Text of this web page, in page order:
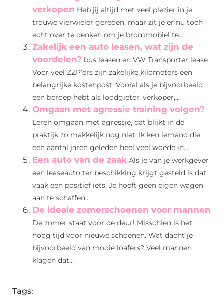
verkopen Heb jij altijd met veel plezier in je
trouwe vierwieler gereden, maar zit je er nu toch
echt over te denken om je brommobiel te...
Zakelijk een auto leasen, wat zijn de
voordelen? bus leasen en VW Transporter lease
Voor veel ZZP’ers zijn zakelijke kilometers een
belangrijke kostenpost. Vooral als je bijvoorbeeld
een beroep hebt als loodgieter, verkoper,...
Omgaan met agressie training volgen?
Leren omgaan met agressie, dat blijkt in de
praktijk zo makkelijk nog niet. Ik ken iemand die
een aantal jaren geleden heel veel woede in...
Een auto van de zaak Als je van je werkgever
een leaseauto ter beschikking krijgt gesteld is dat
vaak een positief iets. Je hoeft geen eigen wagen
aan te schaffen...
De ideale zomerschoenen voor mannen
De zomer staat voor de deur! Misschien is het
hoog tijd voor nieuwe schoenen. Wat dacht je
bijvoorbeeld van mooie loafers? Veel mannen
klagen dat...
Tags: